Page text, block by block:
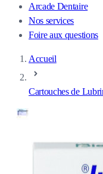
Arcade Dentaire
Nos services
Foire aux questions
Accueil
Cartouches de